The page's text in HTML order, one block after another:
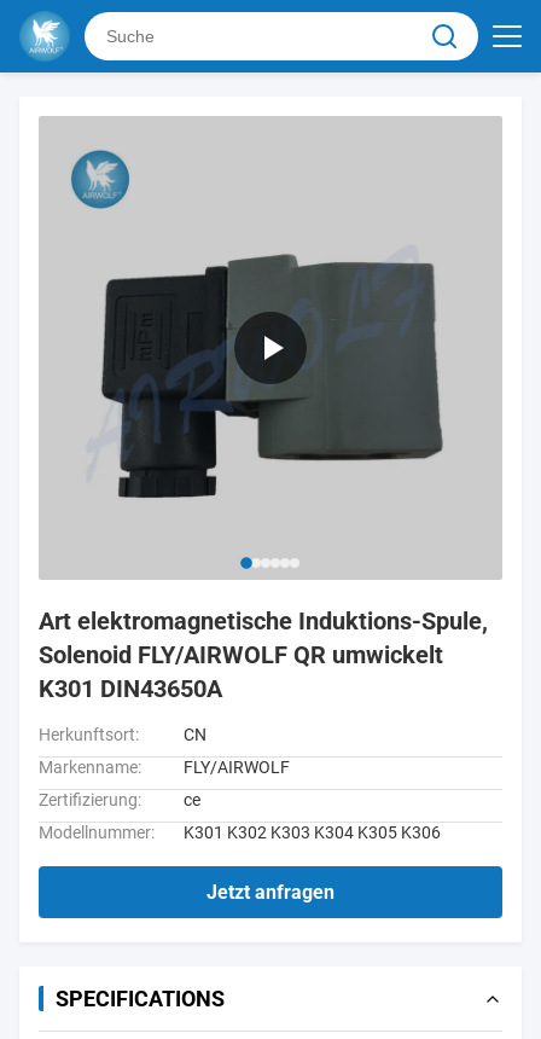
Art elektromagnetische Induktions-Spule,
Solenoid FLY/AIRWOLF QR umwickelt
K301 DIN43650A
Herkunftsort:
CN
Markenname:
FLY/AIRWOLF
Zertifizierung:
ce
Modellnummer:
K301 K302 K303 K304 K305 K306
Jetzt anfragen
SPECIFICATIONS